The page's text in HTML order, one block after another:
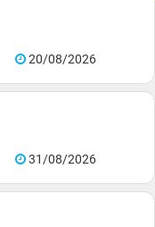
20/08/2026
31/08/2026